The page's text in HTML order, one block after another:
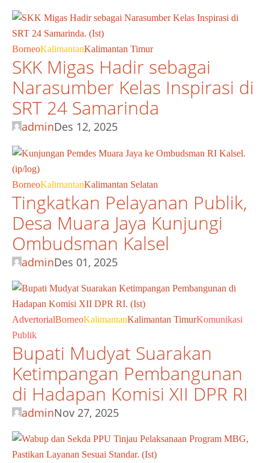
BorneoKalimantanKalimantan Timur
SKK Migas Hadir sebagai
Narasumber Kelas Inspirasi di
SRT 24 Samarinda
adminDes 12, 2025
BorneoKalimantanKalimantan Selatan
Tingkatkan Pelayanan Publik,
Desa Muara Jaya Kunjungi
Ombudsman Kalsel
adminDes 01, 2025
AdvertorialBorneoKalimantanKalimantan TimurKomunikasi
Publik
Bupati Mudyat Suarakan
Ketimpangan Pembangunan
di Hadapan Komisi XII DPR RI
adminNov 27, 2025